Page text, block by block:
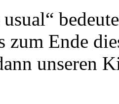
usual“
zum Ende
unseren